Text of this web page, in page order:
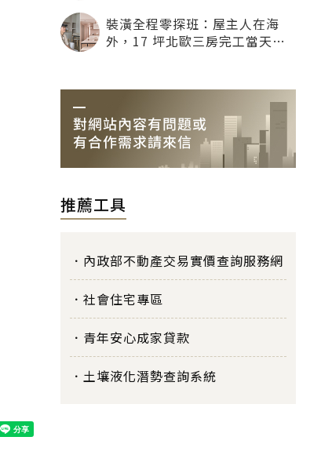
裝潢全程零探班：屋主人在海
外，17 坪北歐三房完工當天才
推薦工具
內政部不動產交易實價查詢服務網
社會住宅專區
青年安心成家貸款
土壤液化潛勢查詢系統